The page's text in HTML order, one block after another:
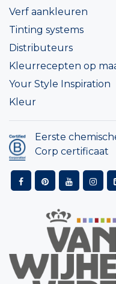
Verf aankleuren
Tinting systems
Distributeurs
Kleurrecepten op
Your Style Inspiration
Kleur
Eerste
Corp certificaat